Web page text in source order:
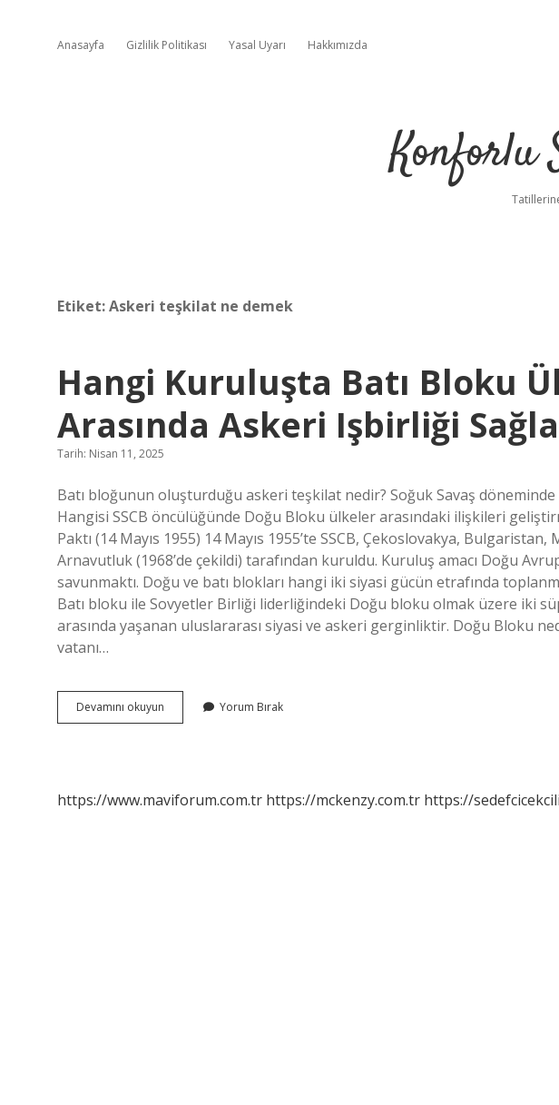
Anasayfa Gizlilik Politikası Yasal Uyarı Hakkımızda
Konforlu
Etiket:Askeri teşkilat ne demek
Hangi Kuruluşta Batı Bloku
Arasında Askeri Işbirliği
Tarih: Nisan 11, 2025
Batı bloğunun oluşturduğu askeri teşkilat nedir? Soğuk Savaş döneminde
Hangisi SSCB öncülüğünde Doğu Bloku ülkeler arasındaki ilişkileri
Paktı (14 Mayıs 1955) 14 Mayıs 1955’te SSCB, Çekoslovakya,
Arnavutluk (1968’de çekildi) tarafından kuruldu. Kuruluş amacı Doğu
savunmaktı. Doğu ve batı blokları hangi iki siyasi gücün etrafında
Batı bloku ile Sovyetler Birliği liderliğindeki Doğu bloku olmak üzere iki
arasında yaşanan uluslararası siyasi ve askeri gerginliktir. Doğu Bloku
vatanı…
Devamını okuyun
Kuruluşta
Askeri
Yorum Bırak
https://www.maviforum.com.tr https://mckenzy.com.tr https://